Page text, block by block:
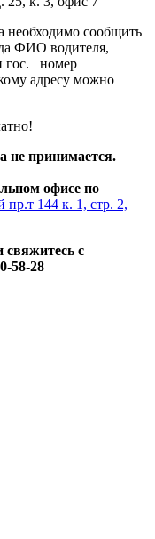
необходимо сообщить
ФИО водителя,
гос. номер
адресу можно
не принимается.
офисе по
пр.т 144 к. 1, стр. 2,
свяжитесь с
58-28